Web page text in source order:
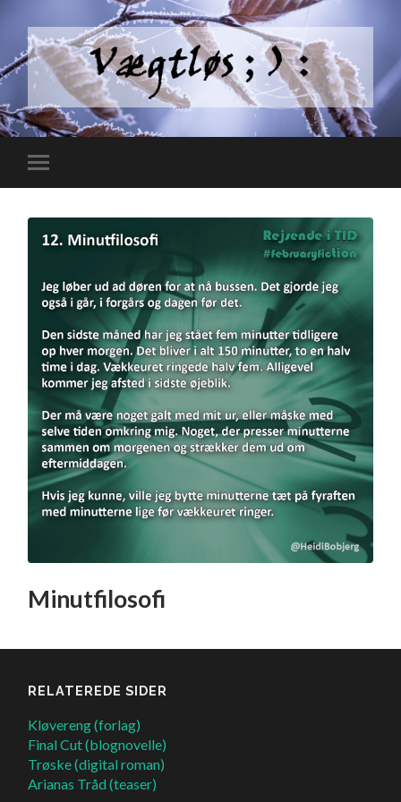
Minutfilosofi
RELATEREDE SIDER
Kløvereng (forlag)
Final Cut (blognovelle)
Trøske (digital roman)
Arianas Tråd (teaser)